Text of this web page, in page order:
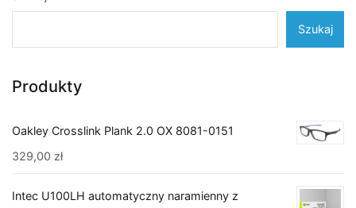
Szukaj
Produkty
Oakley Crosslink Plank 2.0 OX 8081-0151
329,00 zł
Intec U100LH automatyczny naramienny z